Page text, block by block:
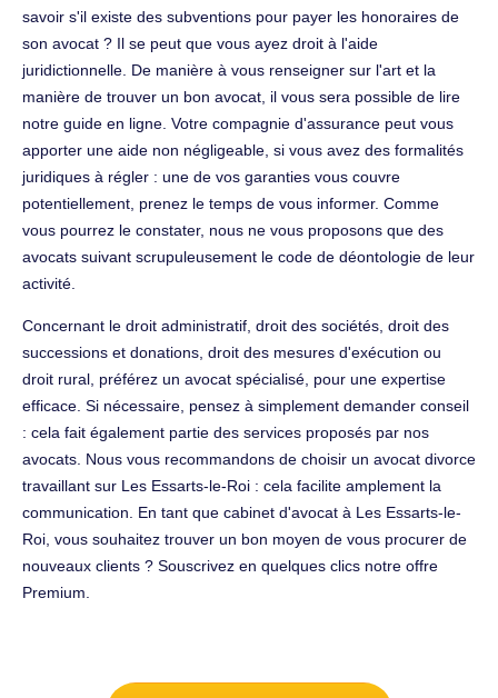
savoir s'il existe des subventions pour payer les honoraires de
son avocat ? Il se peut que vous ayez droit à l'aide
juridictionnelle. De manière à vous renseigner sur l'art et la
manière de trouver un bon avocat, il vous sera possible de lire
notre guide en ligne. Votre compagnie d'assurance peut vous
apporter une aide non négligeable, si vous avez des formalités
juridiques à régler : une de vos garanties vous couvre
potentiellement, prenez le temps de vous informer. Comme
vous pourrez le constater, nous ne vous proposons que des
avocats suivant scrupuleusement le code de déontologie de leur
activité.
Concernant le droit administratif, droit des sociétés, droit des
successions et donations, droit des mesures d'exécution ou
droit rural, préférez un avocat spécialisé, pour une expertise
efficace. Si nécessaire, pensez à simplement demander conseil
: cela fait également partie des services proposés par nos
avocats. Nous vous recommandons de choisir un avocat divorce
travaillant sur Les Essarts-le-Roi : cela facilite amplement la
communication. En tant que cabinet d'avocat à Les Essarts-le-
Roi, vous souhaitez trouver un bon moyen de vous procurer de
nouveaux clients ? Souscrivez en quelques clics notre offre
Premium.